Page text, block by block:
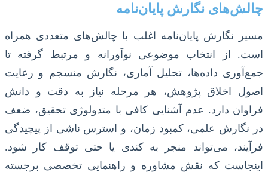
چالش‌های نگارش پایان‌نامه
مسیر نگارش پایان‌نامه اغلب با چالش‌های متعددی همراه
است. از انتخاب موضوعی نوآورانه و مرتبط گرفته تا
جمع‌آوری داده‌ها، تحلیل آماری، نگارش منسجم و رعایت
اصول اخلاق پژوهش، هر مرحله نیاز به دقت و دانش
فراوان دارد. عدم آشنایی کافی با متدولوژی تحقیق، ضعف
در نگارش علمی، کمبود زمان، و استرس ناشی از پیچیدگی
فرآیند، می‌تواند منجر به کندی یا حتی توقف کار شود.
اینجاست که نقش مشاوره و راهنمایی تخصصی برجسته